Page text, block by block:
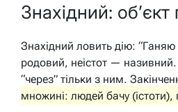
Знахідний:
Знахідний ловить дію:
родовий, неістот —
“через” тільки з ним.
множині: людей бачу (істоти),